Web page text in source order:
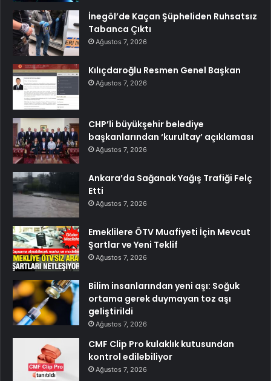
İnegöl’de Kaçan Şüpheliden Ruhsatsız
Tabanca Çıktı
Ağustos 7, 2026
Kılıçdaroğlu Resmen Genel Başkan
Ağustos 7, 2026
CHP’li büyükşehir belediye
başkanlarından ‘kurultay’ açıklaması
Ağustos 7, 2026
Ankara’da Sağanak Yağış Trafiği Felç
Etti
Ağustos 7, 2026
Emeklilere ÖTV Muafiyeti İçin Mevcut
Şartlar ve Yeni Teklif
Ağustos 7, 2026
Bilim insanlarından yeni aşı: Soğuk
ortama gerek duymayan toz aşı
geliştirildi
Ağustos 7, 2026
CMF Clip Pro kulaklık kutusundan
kontrol edilebiliyor
Ağustos 7, 2026